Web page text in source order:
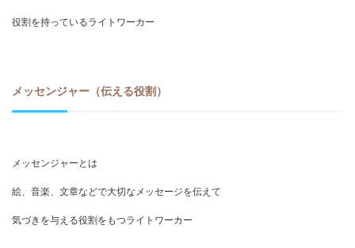
役割を持っているライトワーカー
メッセンジャー（伝える役割）
メッセンジャーとは
絵、音楽、文章などで大切なメッセージを伝えて
気づきを与える役割をもつライトワーカー